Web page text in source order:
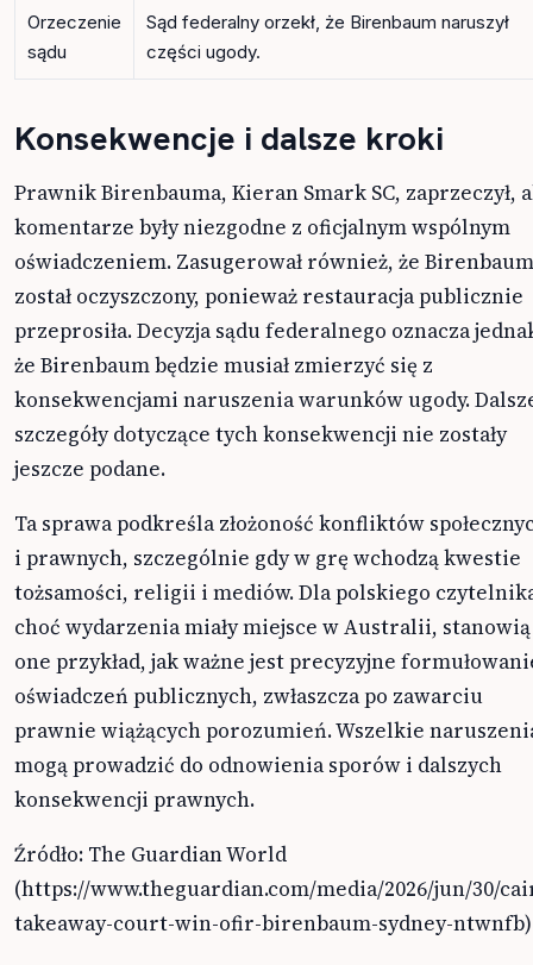
Orzeczenie
sądu
Sąd federalny orzekł, że Birenbaum naruszył
części ugody.
Konsekwencje i dalsze kroki
Prawnik Birenbauma, Kieran Smark SC, zaprzeczył,
komentarze były niezgodne z oficjalnym wspólnym
oświadczeniem. Zasugerował również, że Birenbaum
został oczyszczony, ponieważ restauracja publicznie
przeprosiła. Decyzja sądu federalnego oznacza
że Birenbaum będzie musiał zmierzyć się z
konsekwencjami naruszenia warunków ugody.
szczegóły dotyczące tych konsekwencji nie zostały
jeszcze podane.
Ta sprawa podkreśla złożoność konfliktów
i prawnych, szczególnie gdy w grę wchodzą kwestie
tożsamości, religii i mediów. Dla polskiego
choć wydarzenia miały miejsce w Australii, stanowią
one przykład, jak ważne jest precyzyjne
oświadczeń publicznych, zwłaszcza po zawarciu
prawnie wiążących porozumień. Wszelkie
mogą prowadzić do odnowienia sporów i dalszych
konsekwencji prawnych.
Źródło: The Guardian World
(https://www.theguardian.com/media/2026/jun/30/
takeaway-court-win-ofir-birenbaum-sydney-ntwnfb)